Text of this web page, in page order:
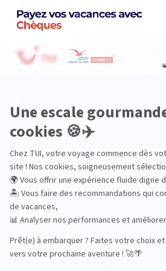
Pourquoi choisir TUI ?
TUI, acteur du
tourisme durable